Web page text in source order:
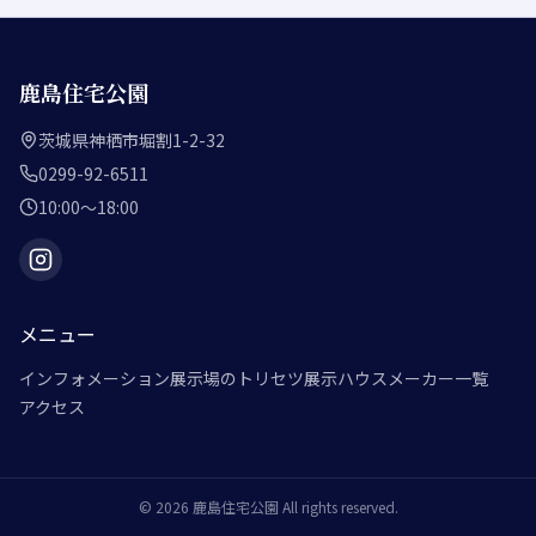
鹿島住宅公園
茨城県神栖市堀割1-2-32
0299-92-6511
10:00～18:00
メニュー
インフォメーション展示場のトリセツ展示ハウスメーカー一覧
アクセス
© 2026 鹿島住宅公園 All rights reserved.